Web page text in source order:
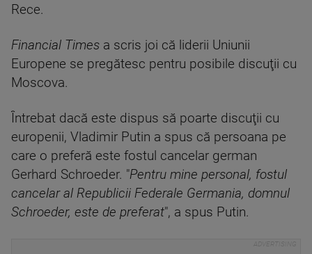
Rece.
Financial Times a scris joi că liderii Uniunii
Europene se pregătesc pentru posibile discuţii cu
Moscova.
Întrebat dacă este dispus să poarte discuţii cu
europenii, Vladimir Putin a spus că persoana pe
care o preferă este fostul cancelar german
Gerhard Schroeder. "Pentru mine personal, fostul
cancelar al Republicii Federale Germania, domnul
Schroeder, este de preferat", a spus Putin.